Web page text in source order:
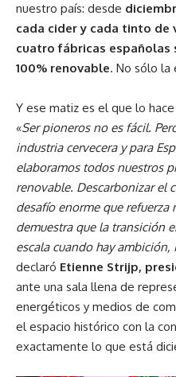
nuestro país: desde
cada cider y cada tinto de
cuatro fábricas españolas
100% renovable. No sólo la
Y ese matiz es el que lo
«Ser pioneros no es fácil.
industria cervecera y para
elaboramos todos nuestros
renovable. Descarbonizar el
desafío enorme que
demuestra que la transición
escala cuando hay
declaró Etienne Strijp,
ante una sala llena de
energéticos y medios de
el espacio histórico con la
exactamente lo que está